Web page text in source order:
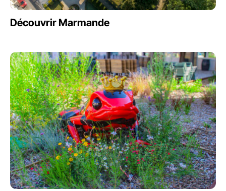
Découvrir Marmande